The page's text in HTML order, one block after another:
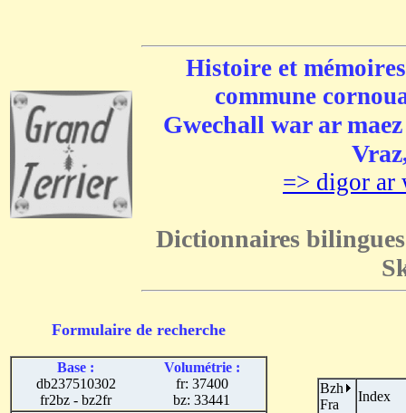
Histoire et
commune
Gwechall war ar
=> digor ar
Dictionnaires
Formulaire de recherche
Base :
db237510302
fr2bz - bz2fr
Volumétrie :
fr: 37400
bz: 33441
Bzh
Fra
Index